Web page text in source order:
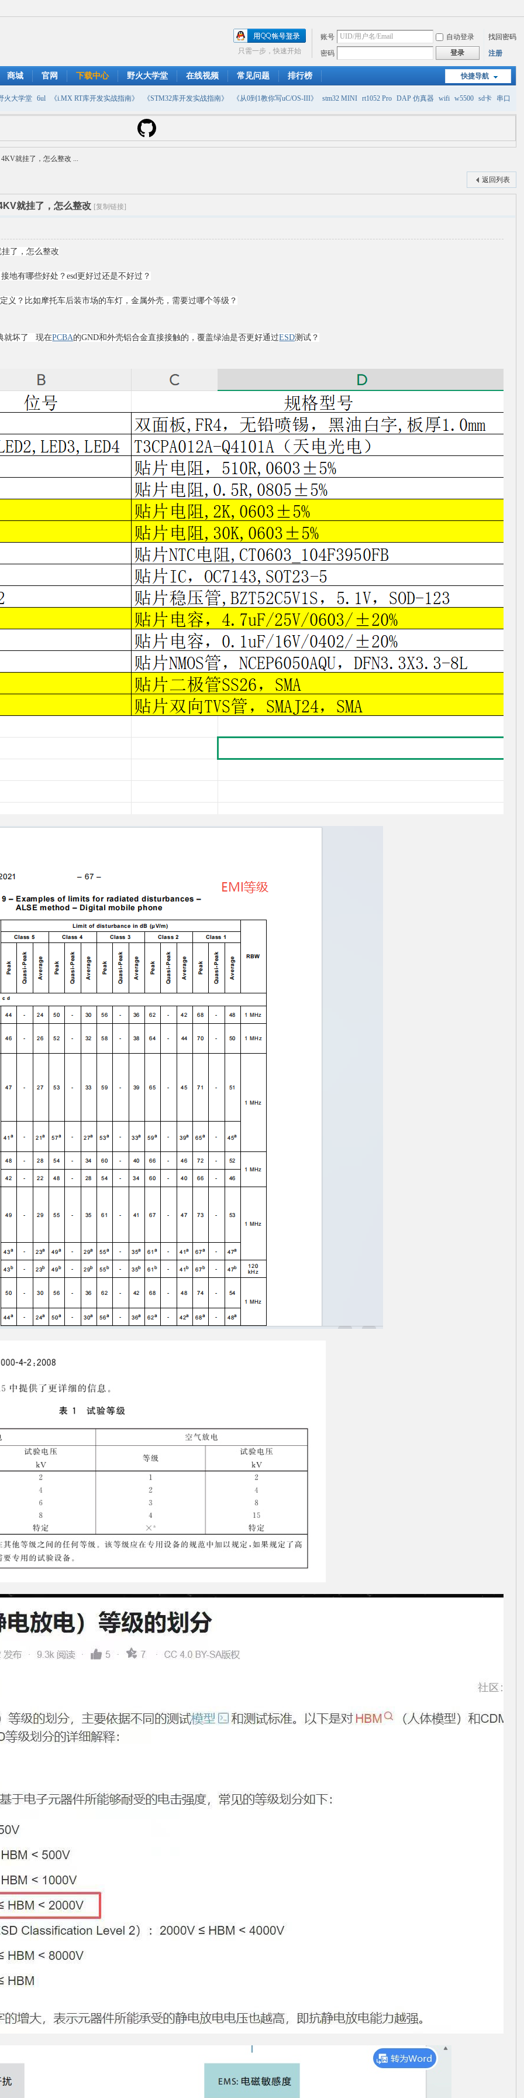
账号 自动登录
找回密码
密码
登录 注册
只需一步，快速开始
快捷导航
商城 官网 下载中心 野火大学堂 在线视频 常见问题 排行榜
火大学堂 6ul 《i.MX RT库开发实战指南》 《STM32库开发实战指南》 《从0到1教你写uC/OS-III》 stm32 MINI rt1052 Pro DAP 仿真器 wifi w5500 sd卡 串口
USB
就挂了，怎么整改 ...
返回列表
就挂了，怎么整改 [复制链接]
了，怎么整改
地有哪些好处？esd更好过还是不好过？
义？比如摩托车后装市场的车灯，金属外壳，需要过哪个等级？
就坏了 现在PCBA的GND和外壳铝合金直接接触的，覆盖绿油是否更好通过ESD测试？